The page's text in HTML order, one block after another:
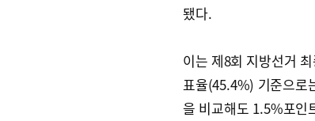
됐다.
이는 제8회 지방선거
표율(45.4%) 기준으로
을 비교해도 1.5%포인